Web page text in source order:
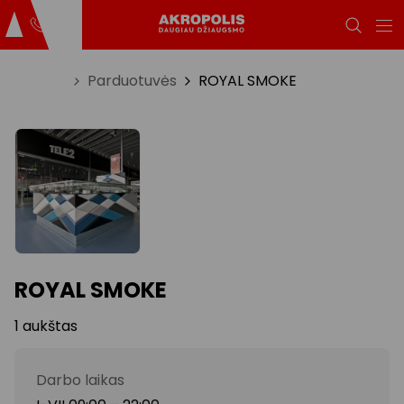
Parduotuvės ROYAL SMOKE
ROYAL SMOKE
1 aukštas
Darbo laikas